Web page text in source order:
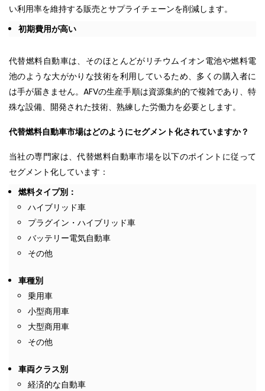
い利用率を維持する販売とサプライチェーンを削減します。
初期費用が高い
代替燃料自動車は、そのほとんどがリチウムイオン電池や燃料電
池のような大がかりな技術を利用しているため、多くの購入者に
は手が届きません。AFVの生産手順は資源集約的で複雑であり、特
殊な設備、開発された技術、熟練した労働力を必要とします。
代替燃料自動車市場はどのようにセグメント化されていますか？
当社の専門家は、代替燃料自動車市場を以下のポイントに従って
セグメント化しています：
燃料タイプ別：
ハイブリッド車
プラグイン・ハイブリッド車
バッテリー電気自動車
その他
車種別
乗用車
小型商用車
大型商用車
その他
車両クラス別
経済的な自動車